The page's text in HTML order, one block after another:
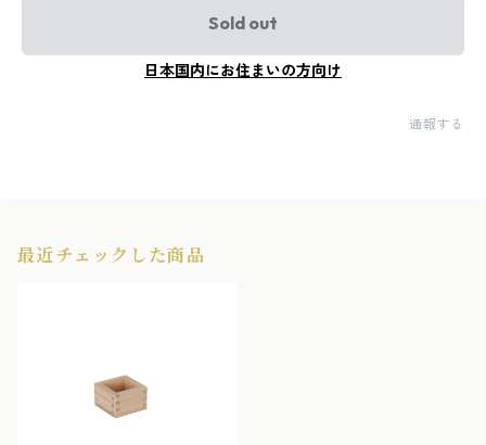
Sold out
日本国内にお住まいの方向け
通報する
最近チェックした商品